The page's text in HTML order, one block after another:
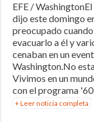
EFE /
dijo este domingo
preocupado
evacuarlo a él y
cenaban en un
Washington.No
Vivimos en un
con el programa
+ Leer noticia completa